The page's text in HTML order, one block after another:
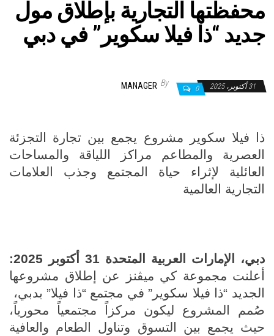
محفظتها التجارية بإطلاق مول
جديد “ذا فيلا سكوير” في دبي
31 أكتوبر، 2025 0
By
MANAGER
ذا فيلا سكوير مشروع يجمع بين تجارة التجزئة
العصرية والمطاعم مراكز اللياقة والمساحات
العائلية لإثراء حياة المجتمع وجذب العلامات
التجارية العالمية
دبي، الإمارات العربية المتحدة 31 أكتوبر 2025:
أعلنت مجموعة كي ميڤنز عن إطلاق مشروعها
الجديد “ذا فيلا سكوير” في مجتمع “ذا فيلا” بدبي،
صُمم المشروع ليكون مركزاً مجتمعياً محورياً،
حيث يجمع بين التسوق وتناول الطعام والعافية